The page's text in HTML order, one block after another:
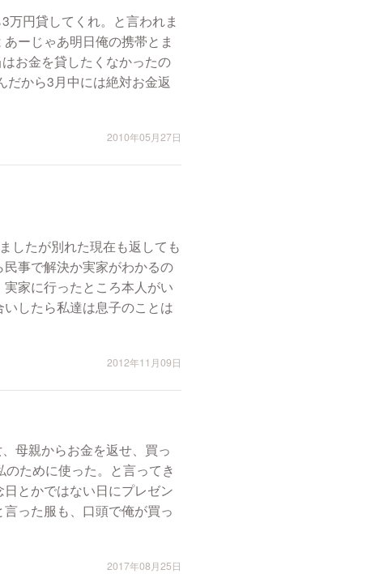
万円貸してくれ。と言われま
お金を貸したくなかったの
2010年05月27日
したが別れた現在も返しても
事で解決か実家がわかるの
家に行ったところ本人がい
したら私達は息子のことは
2012年11月09日
母親からお金を返せ、買っ
ために使った。と言ってき
とかではない日にプレゼン
った服も、口頭で俺が買っ
2017年08月25日